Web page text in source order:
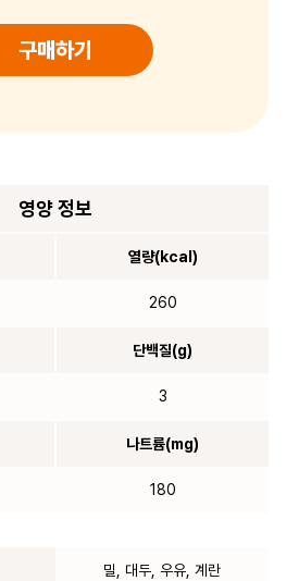
구매하기
영양 정보
열량(kcal)
260
단백질(g)
3
나트륨(mg)
180
밀, 대두, 우유, 계란